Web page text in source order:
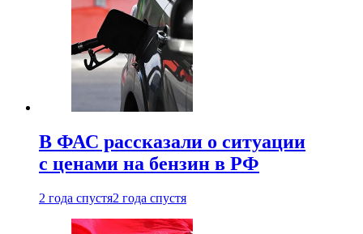
В ФАС рассказали о ситуации
с ценами на бензин в РФ
2 года спустя2 года спустя